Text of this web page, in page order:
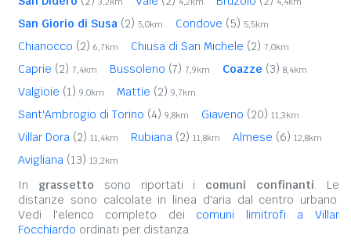
San Giorio di Susa (2) 5,0km Condove (5) 5,5km
Chianocco (2) 6,7km Chiusa di San Michele (2) 7,0km
Caprie (2) 7,4km Bussoleno (7) 7,9km Coazze (3) 8,4km
Valgioie (1) 9,0km Mattie (2) 9,7km
Sant'Ambrogio di Torino (4) 9,8km Giaveno (20) 11,3km
Villar Dora (2) 11,4km Rubiana (2) 11,8km Almese (6) 12,8km
Avigliana (13) 13,2km
In grassetto sono riportati i comuni confinanti. Le
distanze sono calcolate in linea d'aria dal centro urbano.
Vedi l'elenco completo dei comuni limitrofi a Villar
Focchiardo ordinati per distanza.